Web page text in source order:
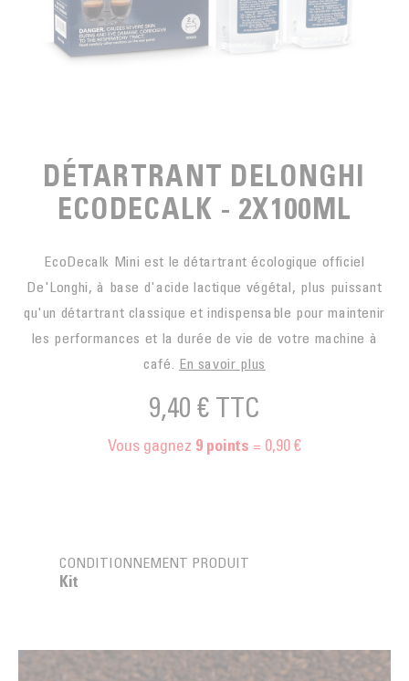
PIÈCES DÉTACHÉES
CAFÉ BIO
CAFÉ ÉQUITABLE
EN SACHETS
EN DOSETTES
ARTS DE LA TABLE
POUR GRIGNOTER
THÉIÈRES
LA MARQUE
NOS VALEURS
FORMATION
DÉTARTRANT DELONGHI
ECODECALK - 2X100ML
EcoDecalk Mini est le détartrant écologique officiel
De'Longhi, à base d'acide lactique végétal, plus puissant
qu'un détartrant classique et indispensable pour maintenir
les performances et la durée de vie de votre machine à
café. En savoir plus
9,40 € TTC
Vous gagnez 9 points = 0,90 €
CONDITIONNEMENT PRODUIT
Kit